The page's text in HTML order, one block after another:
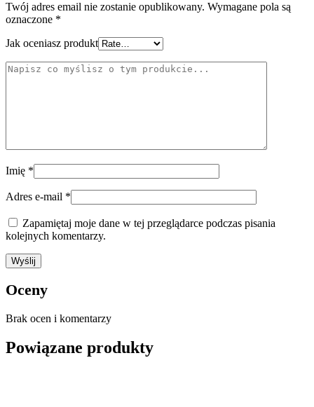
Twój adres email nie zostanie opublikowany. Wymagane pola są
oznaczone *
Jak oceniasz produkt
Imię *
Adres e-mail *
Zapamiętaj moje dane w tej przeglądarce podczas pisania
kolejnych komentarzy.
Oceny
Brak ocen i komentarzy
Powiązane produkty